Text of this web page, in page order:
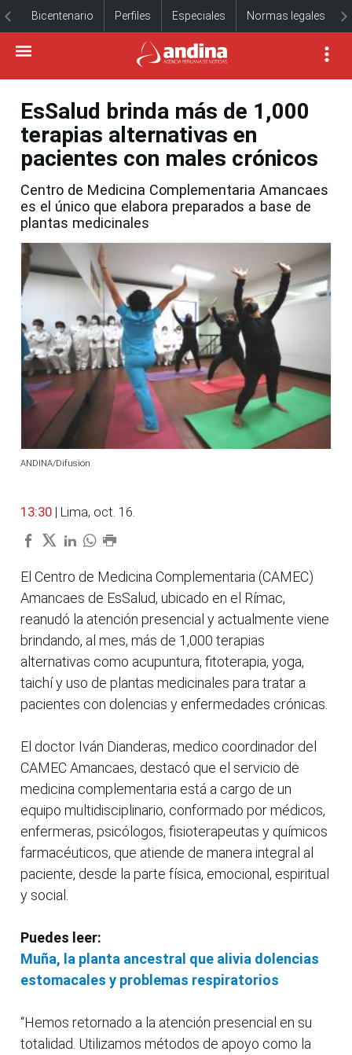
Bicentenario Perfiles Especiales Normas legales
EsSalud brinda más de 1,000
terapias alternativas en
pacientes con males crónicos
Centro de Medicina Complementaria Amancaes
es el único que elabora preparados a base de
plantas medicinales
ANDINA/Difusión
13:30 | Lima, oct. 16.
El Centro de Medicina Complementaria (CAMEC)
Amancaes de EsSalud, ubicado en el Rímac,
reanudó la atención presencial y actualmente viene
brindando, al mes, más de 1,000 terapias
alternativas como acupuntura, fitoterapia, yoga,
taichí y uso de plantas medicinales para tratar a
pacientes con dolencias y enfermedades crónicas.
El doctor Iván Dianderas, medico coordinador del
CAMEC Amancaes, destacó que el servicio de
medicina complementaria está a cargo de un
equipo multidisciplinario, conformado por médicos,
enfermeras, psicólogos, fisioterapeutas y químicos
farmacéuticos, que atiende de manera integral al
paciente, desde la parte física, emocional, espiritual
y social.
Puedes leer:
Muña, la planta ancestral que alivia dolencias
estomacales y problemas respiratorios
“Hemos retornado a la atención presencial en su
totalidad. Utilizamos métodos de apoyo como la